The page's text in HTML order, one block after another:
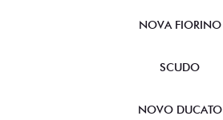
NOVA FIORINO
SCUDO
NOVO DUCATO